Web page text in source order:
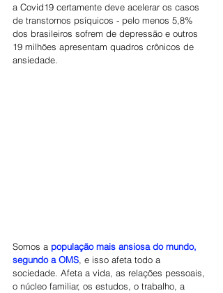
a Covid19 certamente deve acelerar os casos
de transtornos psíquicos - pelo menos 5,8%
dos brasileiros sofrem de depressão e outros
19 milhões apresentam quadros crônicos de
ansiedade.
Somos a população mais ansiosa do mundo,
segundo a OMS, e isso afeta todo a
sociedade. Afeta a vida, as relações pessoais,
o núcleo familiar, os estudos, o trabalho, a